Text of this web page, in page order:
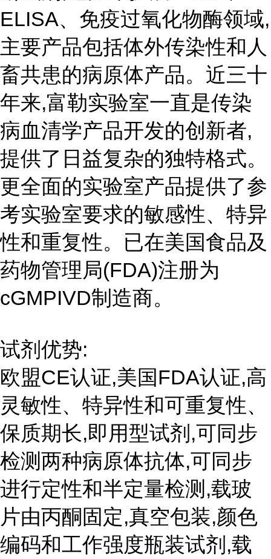
ELISA、免疫过氧化物酶领域,
主要产品包括体外传染性和人
畜共患的病原体产品。近三十
年来,富勒实验室一直是传染
病血清学产品开发的创新者,
提供了日益复杂的独特格式。
更全面的实验室产品提供了参
考实验室要求的敏感性、特异
性和重复性。已在美国食品及
药物管理局(FDA)注册为
cGMPIVD制造商。
试剂优势:
欧盟CE认证,美国FDA认证,高
灵敏性、特异性和可重复性、
保质期长,即用型试剂,可同步
检测两种病原体抗体,可同步
进行定性和半定量检测,载玻
片由丙酮固定,真空包装,颜色
编码和工作强度瓶装试剂,载